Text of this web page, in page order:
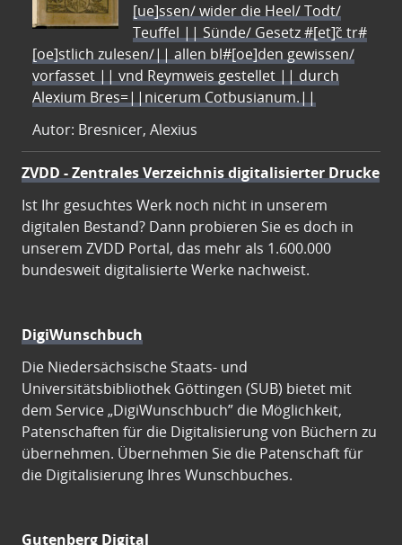
[ue]ssen/ wider die Heel/ Todt/
Teuffel || Sünde/ Gesetz #[et]c̃ tr#
[oe]stlich zulesen/|| allen bl#[oe]den gewissen/
vorfasset || vnd Reymweis gestellet || durch
Alexium Bres=||nicerum Cotbusianum.||
Autor: Bresnicer, Alexius
ZVDD - Zentrales Verzeichnis digitalisierter Drucke
Ist Ihr gesuchtes Werk noch nicht in unserem
digitalen Bestand? Dann probieren Sie es doch in
unserem ZVDD Portal, das mehr als 1.600.000
bundesweit digitalisierte Werke nachweist.
DigiWunschbuch
Die Niedersächsische Staats- und
Universitätsbibliothek Göttingen (SUB) bietet mit
dem Service „DigiWunschbuch” die Möglichkeit,
Patenschaften für die Digitalisierung von Büchern zu
übernehmen. Übernehmen Sie die Patenschaft für
die Digitalisierung Ihres Wunschbuches.
Gutenberg Digital